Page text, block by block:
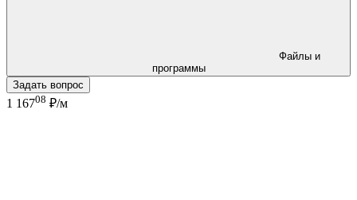
программы
Задать вопрос
1 16708 ₽/м